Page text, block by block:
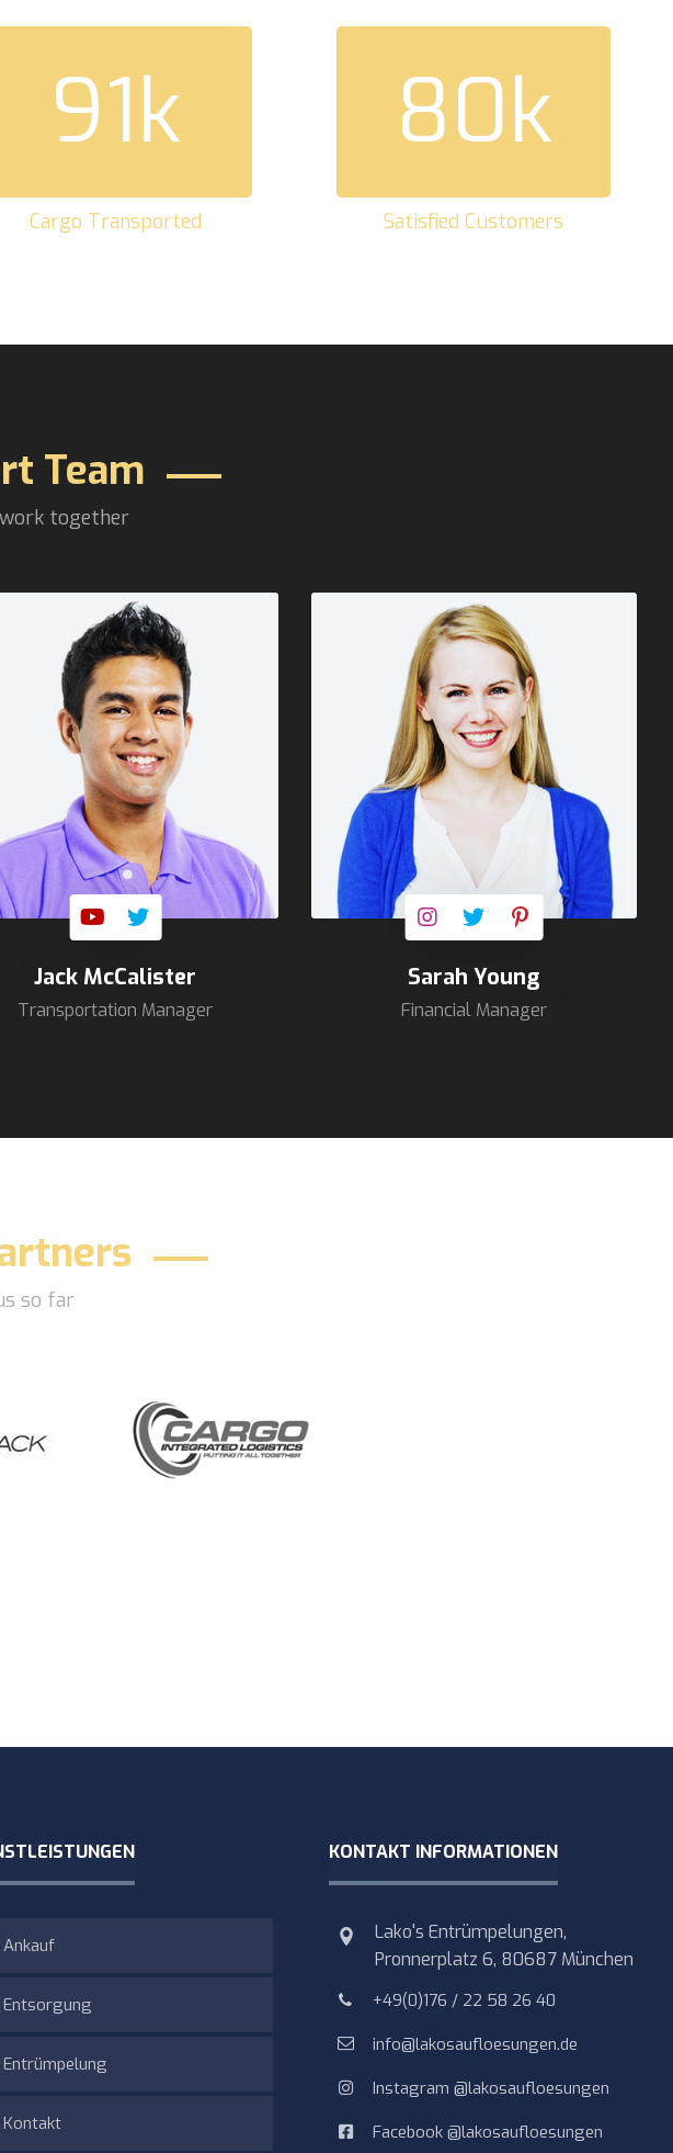
91k
Cargo Transported
80k
Satisfied Customers
Team
together
Jack McCalister
Transportation Manager
Sarah Young
Financial Manager
so far
Ankauf
Entsorgung
Entrümpelung
Kontakt
KONTAKT INFORMATIONEN
Lako's Entrümpelungen,
Pronnerplatz 6, 80687 München
+49(0)176 / 22 58 26 40
info@lakosaufloesungen.de
Instagram @lakosaufloesungen
Facebook @lakosaufloesungen